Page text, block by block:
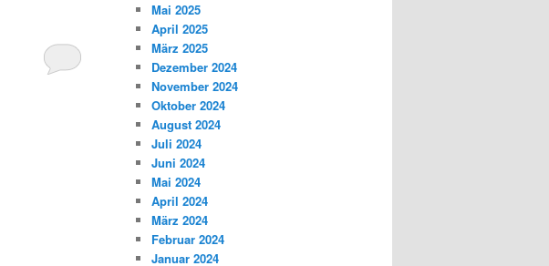
Mai 2025
April 2025
März 2025
Dezember 2024
November 2024
Oktober 2024
August 2024
Juli 2024
Juni 2024
Mai 2024
April 2024
März 2024
Februar 2024
Januar 2024